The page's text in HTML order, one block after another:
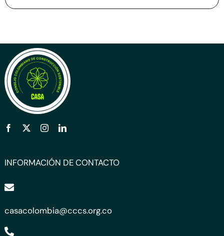
INFORMACIÓN DE CONTACTO
casacolombia@cccs.org.co